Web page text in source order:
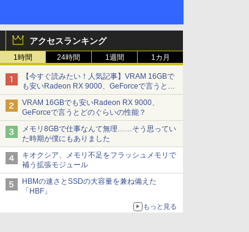
アクセスランキング
1時間 24時間 1週間 1カ月
【今すぐ読みたい！人気記事】VRAM 16GBで
も安いRadeon RX 9000、GeForceで言うとど
のぐらいの性能？ - PC Watch
VRAM 16GBでも安いRadeon RX 9000、
GeForceで言うとどのぐらいの性能？
メモリ8GBで仕事なんて無理……そう思ってい
た時期が僕にもありました
キオクシア、メモリ不足をフラッシュメモリで
補う拡張モジュール
HBMの速さとSSDの大容量を兼ね備えた
「HBF」
もっと見る